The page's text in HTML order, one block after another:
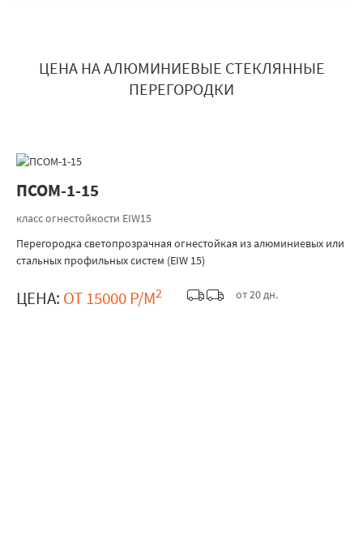
ЦЕНА НА АЛЮМИНИЕВЫЕ СТЕКЛЯННЫЕ
ПЕРЕГОРОДКИ
ПСОМ-1-15
класс огнестойкости EIW15
Перегородка светопрозрачная огнестойкая из алюминиевых или
стальных профильных систем (EIW 15)
ЦЕНА: ОТ 15000 Р/М2 от 20 дн.